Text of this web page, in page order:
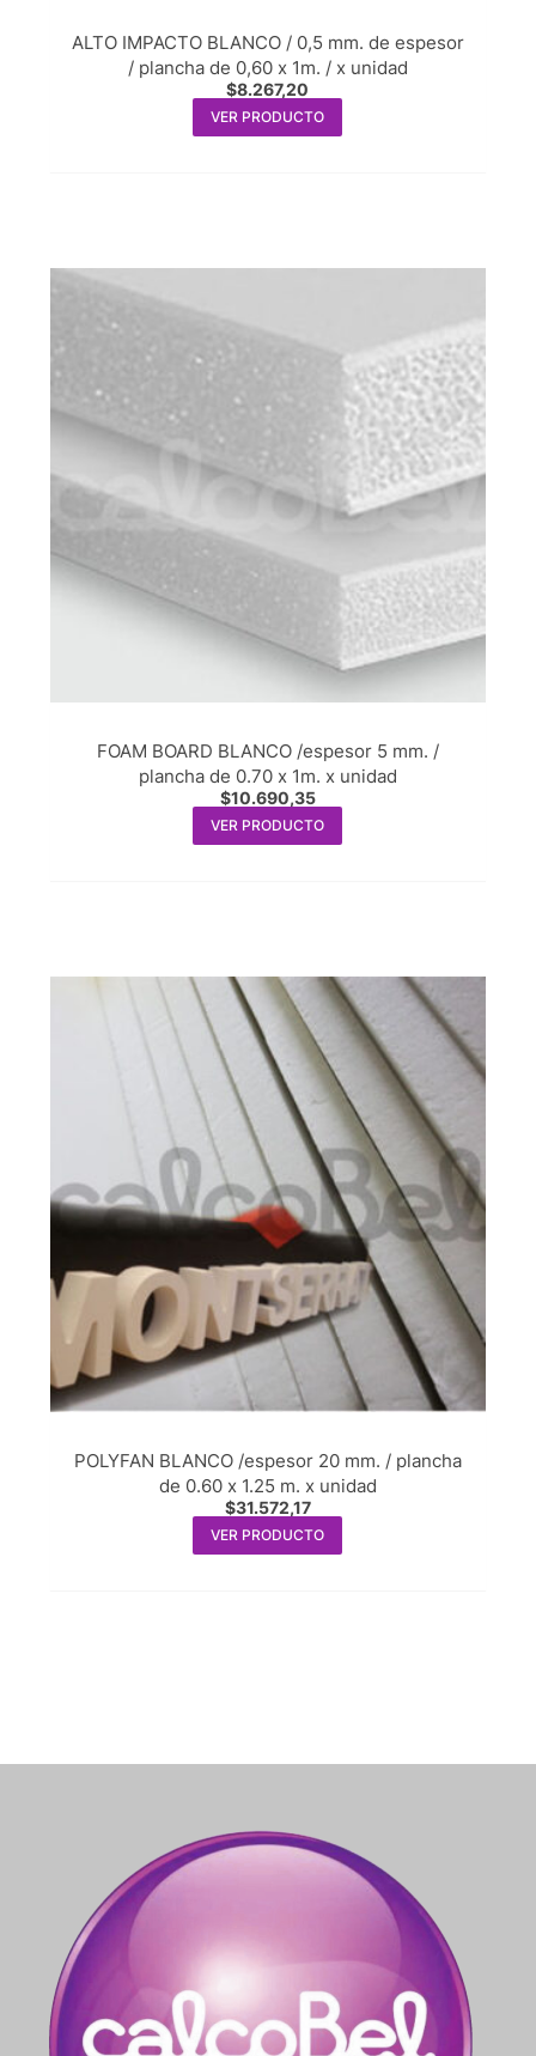
ALTO IMPACTO BLANCO / 0,5 mm. de espesor
/ plancha de 0,60 x 1m. / x unidad
$8.267,20
VER PRODUCTO
FOAM BOARD BLANCO /espesor 5 mm. /
plancha de 0.70 x 1m. x unidad
$10.690,35
VER PRODUCTO
POLYFAN BLANCO /espesor 20 mm. / plancha
de 0.60 x 1.25 m. x unidad
$31.572,17
VER PRODUCTO